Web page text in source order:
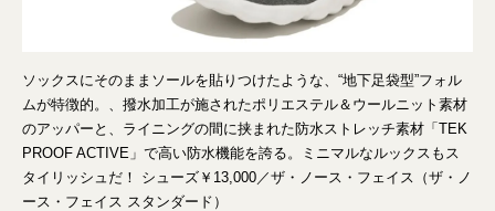
ソックスにそのままソールを貼りつけたような、“地下足袋型”フォル
ムが特徴的。、撥水加工が施されたポリエステル＆ウールニット素材
のアッパーと、ライニングの間に挟まれた防水ストレッチ素材「TEK
PROOF ACTIVE」で高い防水機能を誇る。ミニマルなルックスもス
タイリッシュだ！ シューズ￥13,000／ザ・ノース・フェイス（ザ・ノ
ース・フェイス スタンダード）